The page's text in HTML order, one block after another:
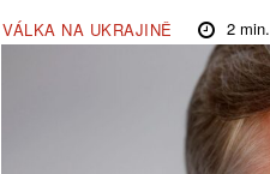
VÁLKA NA UKRAJINĚ 2min.